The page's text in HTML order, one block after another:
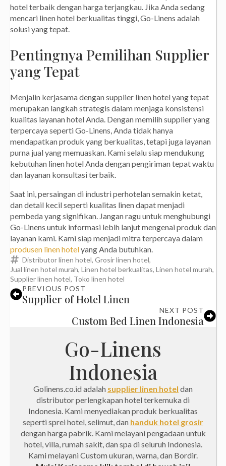
hotel terbaik dengan harga terjangkau. Jika Anda sedang
mencari linen hotel berkualitas tinggi, Go-Linens adalah
solusi yang tepat.
Pentingnya Pemilihan Supplier
yang Tepat
Menjalin kerjasama dengan supplier linen hotel yang tepat
merupakan langkah strategis dalam menjaga konsistensi
kualitas layanan hotel Anda. Dengan memilih supplier yang
terpercaya seperti Go-Linens, Anda tidak hanya
mendapatkan produk yang berkualitas, tetapi juga layanan
purna jual yang memuaskan. Kami selalu siap mendukung
kebutuhan linen hotel Anda dengan pengiriman tepat waktu
dan layanan konsultasi terbaik.
Saat ini, persaingan di industri perhotelan semakin ketat,
dan detail kecil seperti kualitas linen dapat menjadi
pembeda yang signifikan. Jangan ragu untuk menghubungi
Go-Linens untuk informasi lebih lanjut mengenai produk dan
layanan kami. Kami siap menjadi mitra terpercaya dalam
produsen linen hotelyang Anda butuhkan.
Distributor linen hotel Grosir linen hotel
Jual linen hotel murah Linen hotel berkualitas Linen hotel murah
Supplier linen hotel Toko linen hotel
PREVIOUS POST
Supplier of Hotel Linen
NEXT POST
Custom Bed Linen Indonesia
Go-Linens
Indonesia
Golinens.co.id adalah supplier linen hotel dan
distributor perlengkapan hotel terkemuka di
Indonesia. Kami menyediakan produk berkualitas
seperti sprei hotel, selimut, dan handuk hotel grosir
dengan harga pabrik. Kami melayani pengadaan untuk
hotel, villa, rumah sakit, dan spa di seluruh Indonesia.
Kami melayani Custom ukuran, warna, dan Bordir.